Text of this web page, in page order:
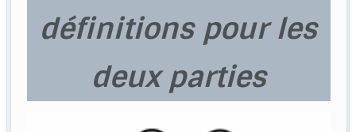
définitions pour les
deux parties